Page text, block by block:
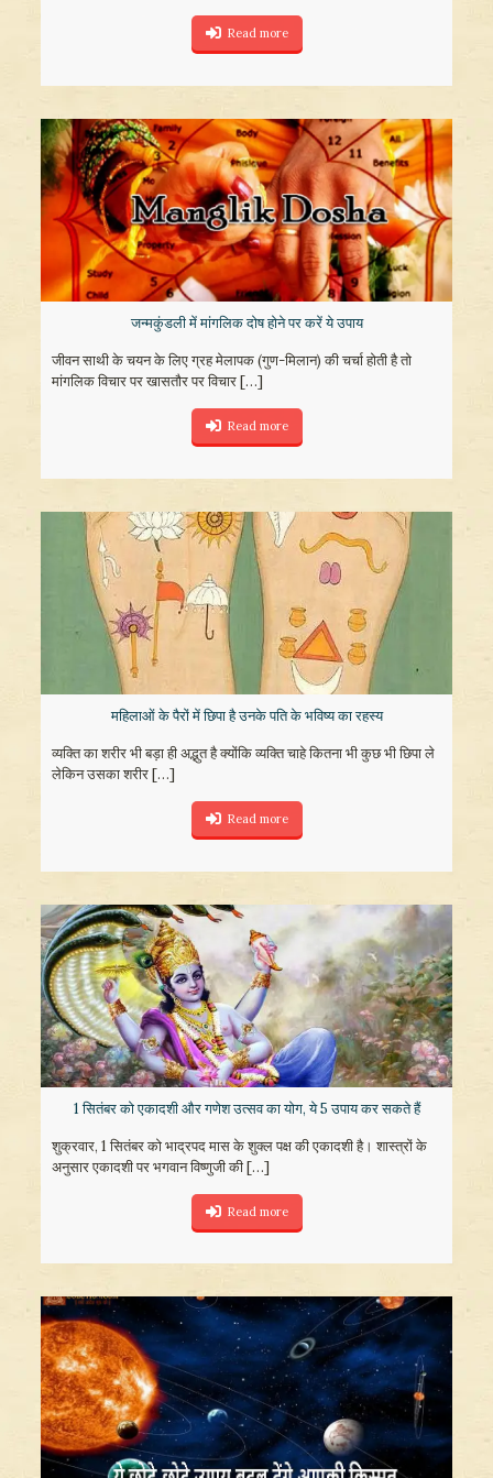
Read more
जन्मकुंडली में मांगलिक दोष होने पर करें ये उपाय
जीवन साथी के चयन के लिए ग्रह मेलापक (गुण-मिलान) की चर्चा होती है तो
मांगलिक विचार पर खासतौर पर विचार[…]
Read more
महिलाओं के पैरों में छिपा है उनके पति के भविष्‍य का रहस्‍य
व्‍यक्ति का शरीर भी बड़ा ही अद्भुत है क्‍योंकि व्‍यक्ति चाहे कितना भी कुछ भी छिपा ले
लेकिन उसका शरीर[…]
Read more
1 सितंबर को एकादशी और गणेश उत्सव का योग, ये 5 उपाय कर सकते हैं
शुक्रवार, 1 सितंबर को भाद्रपद मास के शुक्ल पक्ष की एकादशी है। शास्त्रों के
अनुसार एकादशी पर भगवान विष्णुजी की[…]
Read more